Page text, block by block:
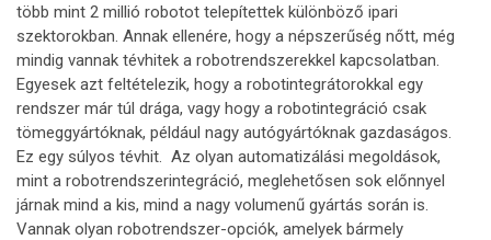
több mint 2 millió robotot telepítettek különböző ipari
szektorokban. Annak ellenére, hogy a népszerűség nőtt, még
mindig vannak tévhitek a robotrendszerekkel kapcsolatban.
Egyesek azt feltételezik, hogy a robotintegrátorokkal egy
rendszer már túl drága, vagy hogy a robotintegráció csak
tömeggyártóknak, például nagy autógyártóknak gazdaságos.
Ez egy súlyos tévhit. Az olyan automatizálási megoldások,
mint a robotrendszerintegráció, meglehetősen sok előnnyel
járnak mind a kis, mind a nagy volumenű gyártás során is.
Vannak olyan robotrendszer-opciók, amelyek bármely